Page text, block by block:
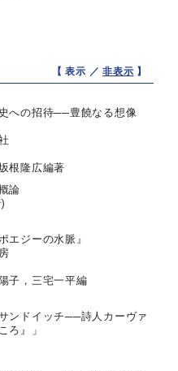
【 表示 ／非表示 】
への招待──豊饒なる想像
根隆広編著
論
エジーの水脈』
子，三宅一平編
ンドイッチ──詩人カーヴァ
ろ』」